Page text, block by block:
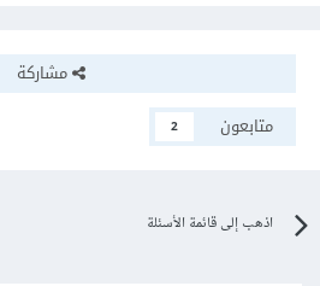
مشاركة
متابعون
2
اذهب إلى قائمة الأسئلة